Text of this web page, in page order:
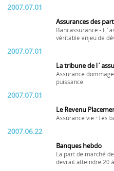
2007.07.01
Assurances des
Bancassurance -
véritable enjeu de
2007.07.01
La tribune de
Assurance
puissance
2007.07.01
Le Revenu
Assurance vie : Les
2007.06.22
Banques hebdo
La part de marché
devrait atteindre 20